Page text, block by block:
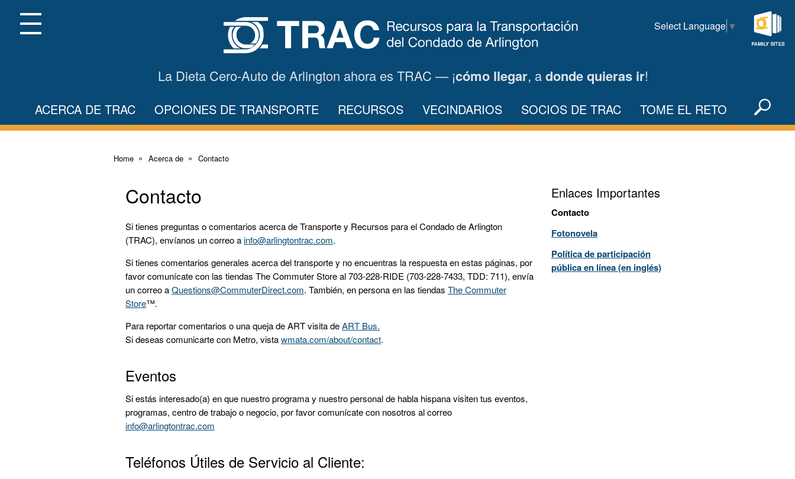
Main
ContentMenu Select Language ▼
La Dieta Cero-Auto de Arlington ahora es TRAC — ¡cómo llegar, adonde quieras ir!
ACERCA DE TRAC OPCIONES DE TRANSPORTE RECURSOS VECINDARIOS SOCIOS DE TRAC TOME EL RETO X
Home Acerca de Contacto
Contacto
Si tienes preguntas o comentarios acerca de Transporte y Recursos para el Condado de Arlington
(TRAC), envíanos un correo ainfo@arlingtontrac.com.
Si tienes comentarios generales acerca del transporte y no encuentras la respuesta en estas páginas, por
favor comunícate con las tiendas The Commuter Store al 703-228-RIDE (703-228-7433, TDD: 711), envía
un correo aQuestions@CommuterDirect.com. También, en persona en las tiendas The Commuter
Store™.
Para reportar comentarios o una queja de ART visita deART Bus.
Si deseas comunicarte con Metro, vistawmata.com/about/contact.
Eventos
Si estás interesado(a) en que nuestro programa y nuestro personal de habla hispana visiten tus eventos,
programas, centro de trabajo o negocio, por favor comunícate con nosotros al correo
info@arlingtontrac.com
Teléfonos Útiles de Servicio al Cliente:
Enlaces Importantes
Contacto
Fotonovela
Política de participación
pública en línea (en inglés)